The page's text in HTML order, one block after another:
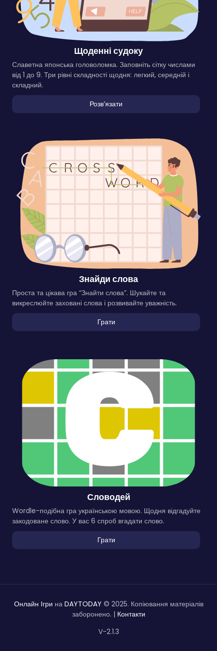
Щоденні судоку
Славетна японська головоломка. Заповніть сітку числами
від 1 до 9. Три рівні складності щодня: легкий, середній і
складний.
Розвʼязати
Знайди слова
Проста та цікава гра “Знайти слова”. Шукайте та
викреслюйте заховані слова і розвивайте уважність.
Грати
Словодей
Wordle-подібна гра українською мовою. Щодня відгадуйте
закодоване слово. У вас 6 спроб вгадати слово.
Грати
Онлайн Ігри на DAYTODAY © 2025. Копіювання матеріалів
заборонено. | Контакти
V-2.1.3